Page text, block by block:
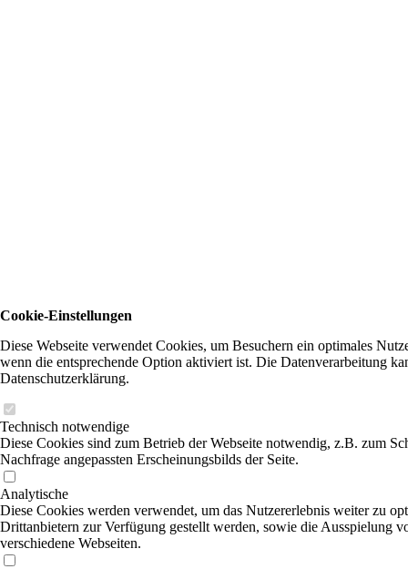
Cookie-Einstellungen
Diese Webseite verwendet Cookies, um Besuchern ein optimales
wenn die entsprechende Option aktiviert ist. Die Datenverarbeitung
Datenschutzerklärung.
Technisch notwendige
Diese Cookies sind zum Betrieb der Webseite notwendig, z.B. zum
Nachfrage angepassten Erscheinungsbilds der Seite.
Analytische
Diese Cookies werden verwendet, um das Nutzererlebnis weiter zu
Drittanbietern zur Verfügung gestellt werden, sowie die Ausspielung
verschiedene Webseiten.